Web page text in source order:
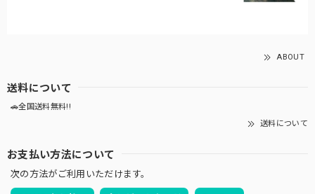
ABOUT
送料について
🚗全国送料無料!!
送料について
お支払い方法について
次の方法がご利用いただけます。